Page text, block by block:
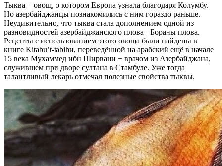
Тыква − овощ, о котором Европа узнала благодаря Колумбу.
Но азербайджанцы познакомились с ним гораздо раньше.
Неудивительно, что тыква стала дополнением одной из
разновидностей азербайджанского плова −Бораны плова.
Рецепты с использованием этого овоща были найдены в
книге Kitabu’t-tabihи, переведённой на арабский ещё в начале
15 века Мухаммед ибн Ширвани − врачом из Азербайджана,
служившем при дворе султана в Стамбуле. Уже тогда
талантливый лекарь отмечал полезные свойства тыквы.